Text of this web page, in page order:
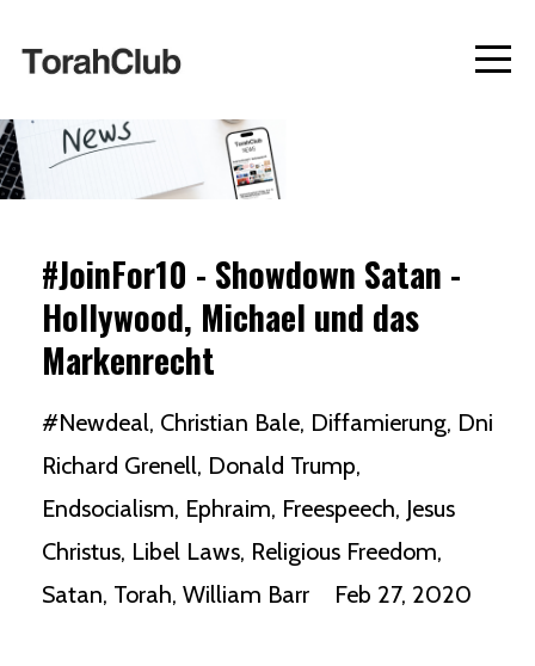
#JoinFor10 - Showdown Satan -
Hollywood, Michael und das
Markenrecht
#newdeal Christian Bale Diffamierung Dni
Richard Grenell Donald Trump
Endsocialism Ephraim Freespeech Jesus
Christus Libel Laws Religious Freedom
Satan Torah William Barr Feb 27, 2020